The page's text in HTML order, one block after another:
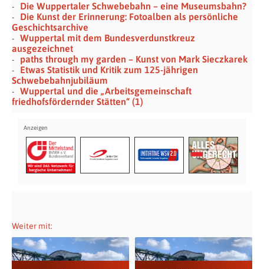
Die Wuppertaler Schwebebahn – eine Museumsbahn?
Die Kunst der Erinnerung: Fotoalben als persönliche
Geschichtsarchive
Wuppertal mit dem Bundesverdunstkreuz
ausgezeichnet
paths through my garden – Kunst von Mark Sieczkarek
Etwas Statistik und Kritik zum 125-jährigen
Schwebebahn­jubiläum
Wuppertal und die „Arbeitsgemeinschaft
friedhofsfördernder Stätten“ (1)
Weiter mit: